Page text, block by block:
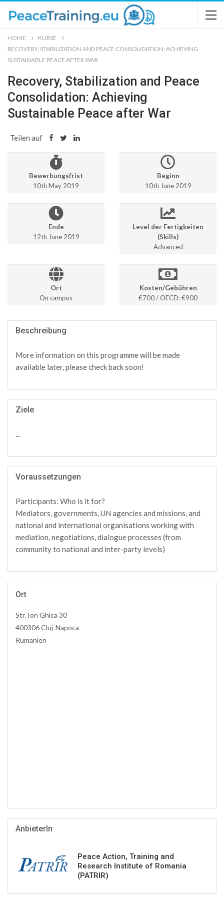
HOME
KURSE
RECOVERY, STABILIZATION AND PEACE CONSOLIDATION: ACHIEVING
SUSTAINABLE PEACE AFTER WAR
Recovery, Stabilization and Peace
Consolidation: Achieving
Sustainable Peace after War
Teilen auf
Bewerbungsfrist
10th May 2019
Beginn
10th June 2019
Ende
12th June 2019
Level der Fertigkeiten
(Skills)
Advanced
Ort
On campus
Kosten/Gebühren
€700 / OECD: €900
Beschreibung
More information on this programme will be made
available later, please check back soon!
Ziele
...
Voraussetzungen
Participants: Who is it for?
Mediators, governments, UN agencies and missions, and
national and international organisations working with
mediation, negotiations, dialogue processes (from
community to national and inter-party levels)
Ort
Str. Ion Ghica 30
400306 Cluj-Napoca
Rumänien
AnbieterIn
Peace Action, Training and
Research Institute of Romania
(PATRIR)